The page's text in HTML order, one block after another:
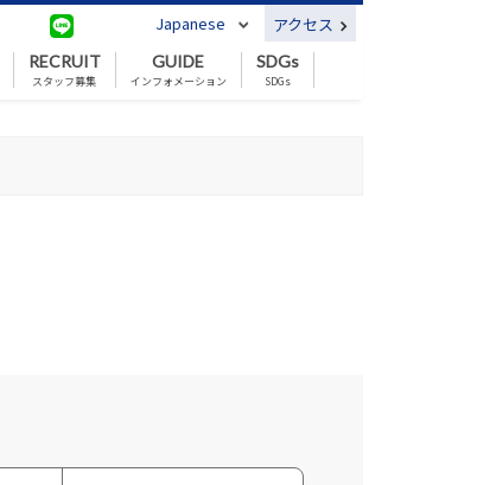
Japanese アクセス
RECRUIT
スタッフ募集
GUIDE
インフォメーション
SDGs
SDGs